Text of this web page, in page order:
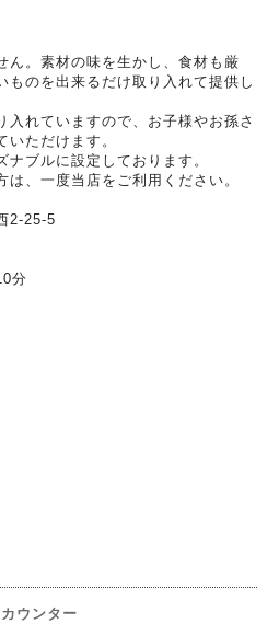
ん。素材の味を生かし、食材も厳
ものを出来るだけ取り入れて提供し
入れていますので、お子様やお孫さ
いただけます。
ブルに設定しております。
、一度当店をご利用ください。
2-25-5
分
カウンター